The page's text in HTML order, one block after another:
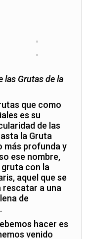
las Grutas de la
que como
es su
de las
la Gruta
más profunda y
ese nombre,
con la
aquel que se
rescatar a una
de
hacer es
venido